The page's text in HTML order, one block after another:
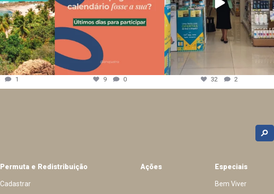
1 9 0 32 2
Permuta e Redistribuição
Cadastrar
Ações Especiais
Bem Viver